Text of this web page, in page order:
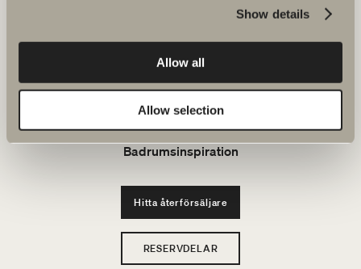
Show details
Allow all
Allow selection
Hållbarhet
Badrumsinspiration
Hitta återförsäljare
RESERVDELAR